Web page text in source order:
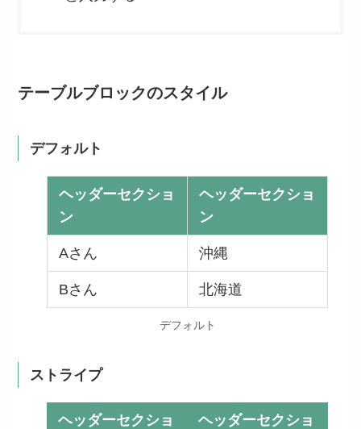
テーブルブロックのスタイル
デフォルト
ヘッダーセクショ
ン
ヘッダーセクショ
ン
Aさん 沖縄
Bさん 北海道
デフォルト
ストライプ
ヘッダーセクショ
ヘッダーセクショ